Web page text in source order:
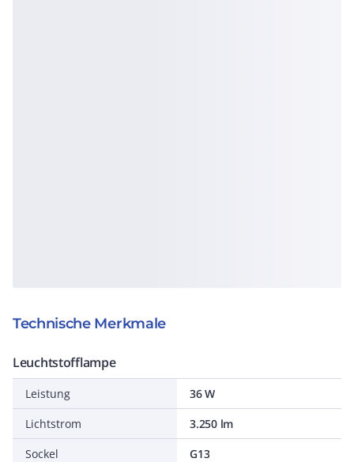
Technische Merkmale
Leuchtstofflampe
Leistung
36 W
Lichtstrom
3.250 lm
Sockel
G13